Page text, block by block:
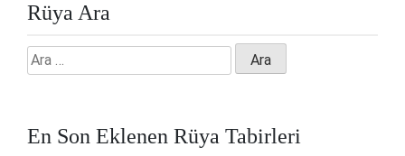
Rüya Ara
Arama:
En Son Eklenen Rüya Tabirleri